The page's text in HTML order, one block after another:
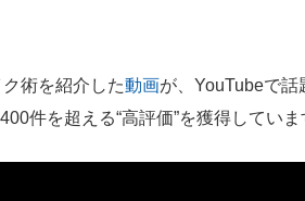
題術を紹介した動画が、YouTubeで
件を超える“高評価”を獲得していま